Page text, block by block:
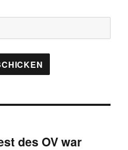
des OV war